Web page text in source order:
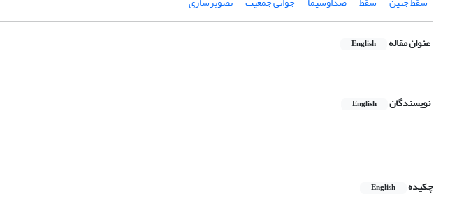
عنوان مقاله English
نویسندگان English
چکیده
English